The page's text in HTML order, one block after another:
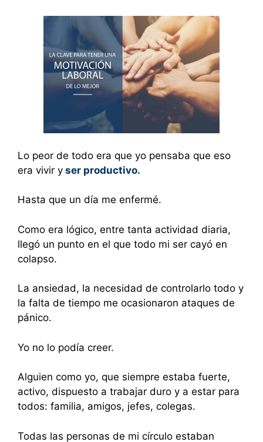
Lo peor de todo era que yo pensaba que eso
era vivir y ser productivo.
Hasta que un día me enfermé.
Como era lógico, entre tanta actividad diaria,
llegó un punto en el que todo mi ser cayó en
colapso.
La ansiedad, la necesidad de controlarlo todo y
la falta de tiempo me ocasionaron ataques de
pánico.
Yo no lo podía creer.
Alguien como yo, que siempre estaba fuerte,
activo, dispuesto a trabajar duro y a estar para
todos: familia, amigos, jefes, colegas.
Todas las personas de mi círculo estaban